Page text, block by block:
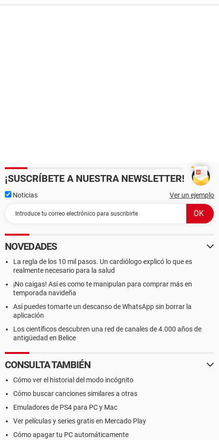
¡SUSCRÍBETE A NUESTRA NEWSLETTER!
Noticias Ver un ejemplo
NOVEDADES
La regla de los 10 mil pasos. Un cardiólogo explicó lo que es
realmente necesario para la salud
¡No caigas! Así es como te manipulan para comprar más en
temporada navideña
Así puedes tomarte un descanso de WhatsApp sin borrar la
aplicación
Los científicos descubren una red de canales de 4.000 años de
antigüedad en Belice
CONSULTA TAMBIÉN
Cómo ver el historial del modo incógnito
Cómo buscar canciones similares a otras
Emuladores de PS4 para PC y Mac
Ver películas y series gratis en Mercado Play
Cómo apagar tu PC automáticamente